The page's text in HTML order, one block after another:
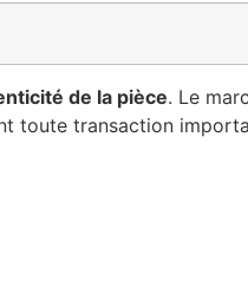
de la pièce. Le
toute transaction